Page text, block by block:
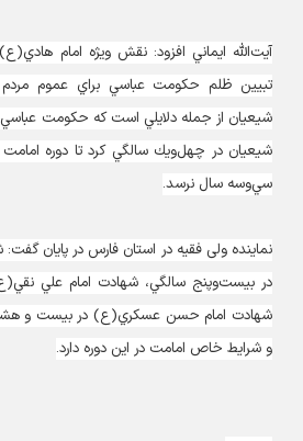
آيت‌الله ايماني افزود: نقش ويژه امام
تبيين ظلم حكومت عباسي براي عموم مردم
شيعيان از جمله دلايلي است كه حكومت عباسي
شيعيان در چهل‌ويك سالگي كرد تا دوره امامت
سي‌وسه سال نرسد.
نماینده ولی فقیه در استان فارس در پایان
در بيست‌وپنج سالگي، شهادت امام علي
شهادت امام حسن عسكري(ع) در بيست و هشت
و شرايط خاص امامت در اين دوره دارد.